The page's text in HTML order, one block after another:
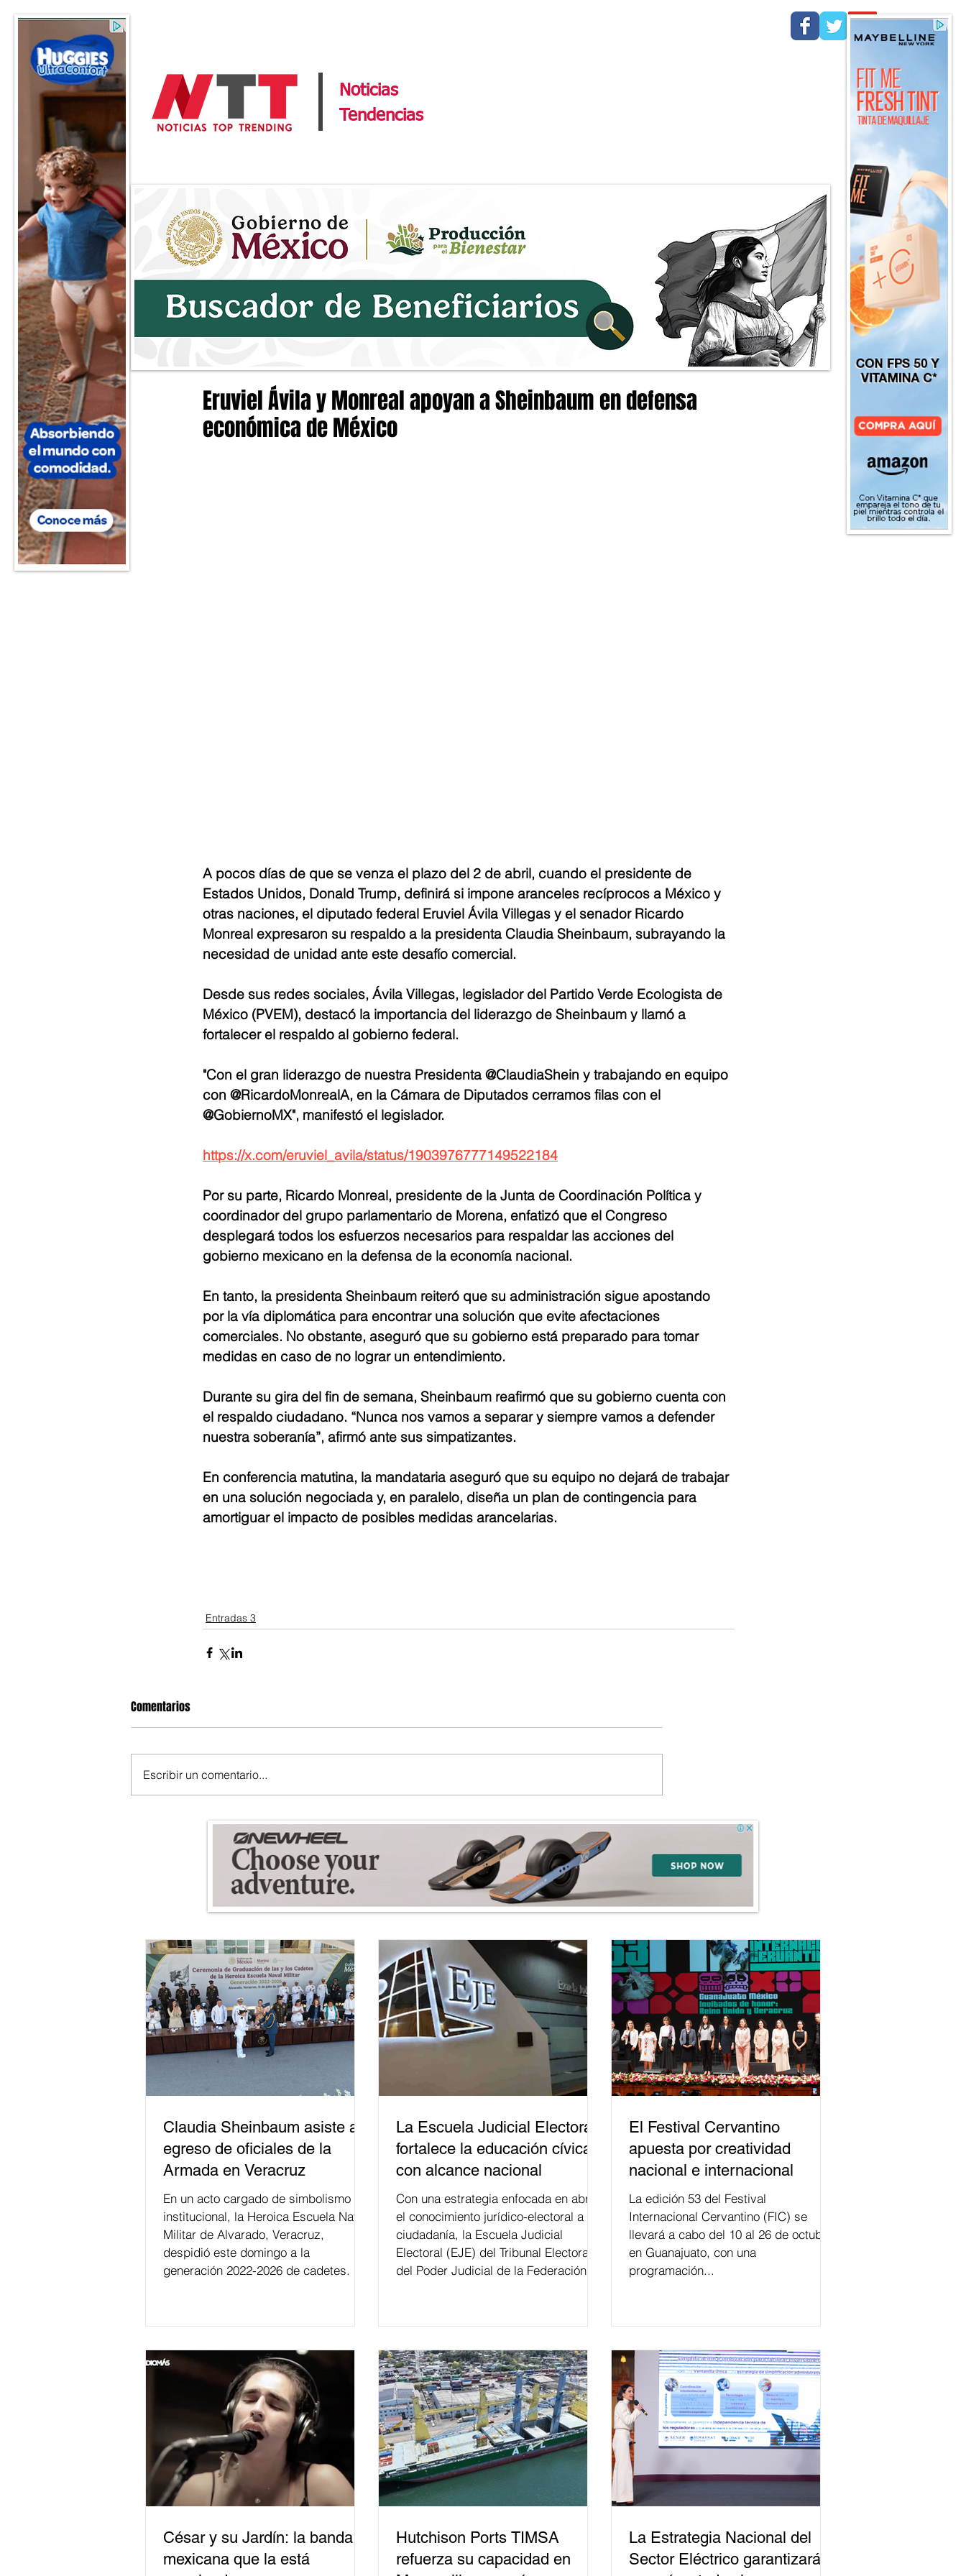
Noticias
Tendencias
Eruviel Ávila y Monreal apoyan a Sheinbaum en defensa
económica de México
A pocos días de que se venza el plazo del 2 de abril, cuando el presidente de
Estados Unidos, Donald Trump, definirá si impone aranceles recíprocos a México y
otras naciones, el diputado federal Eruviel Ávila Villegas y el senador Ricardo
Monreal expresaron su respaldo a la presidenta Claudia Sheinbaum, subrayando la
necesidad de unidad ante este desafío comercial.
Desde sus redes sociales, Ávila Villegas, legislador del Partido Verde Ecologista de
México (PVEM), destacó la importancia del liderazgo de Sheinbaum y llamó a
fortalecer el respaldo al gobierno federal.
"Con el gran liderazgo de nuestra Presidenta @ClaudiaShein y trabajando en equipo
con @RicardoMonrealA, en la Cámara de Diputados cerramos filas con el
@GobiernoMX", manifestó el legislador.
https://x.com/eruviel_avila/status/1903976777149522184
Por su parte, Ricardo Monreal, presidente de la Junta de Coordinación Política y
coordinador del grupo parlamentario de Morena, enfatizó que el Congreso
desplegará todos los esfuerzos necesarios para respaldar las acciones del
gobierno mexicano en la defensa de la economía nacional.
En tanto, la presidenta Sheinbaum reiteró que su administración sigue apostando
por la vía diplomática para encontrar una solución que evite afectaciones
comerciales. No obstante, aseguró que su gobierno está preparado para tomar
medidas en caso de no lograr un entendimiento.
Durante su gira del fin de semana, Sheinbaum reafirmó que su gobierno cuenta con
el respaldo ciudadano. “Nunca nos vamos a separar y siempre vamos a defender
nuestra soberanía”, afirmó ante sus simpatizantes.
En conferencia matutina, la mandataria aseguró que su equipo no dejará de trabajar
en una solución negociada y, en paralelo, diseña un plan de contingencia para
amortiguar el impacto de posibles medidas arancelarias.
Entradas 3
Comentarios
Escribir un comentario...
Claudia Sheinbaum asiste a
egreso de oficiales de la
Armada en Veracruz
En un acto cargado de simbolismo
institucional, la Heroica Escuela Naval
Militar de Alvarado, Veracruz,
despidió este domingo a la
generación 2022-2026 de cadetes.
La Escuela Judicial Electoral
fortalece la educación cívica
con alcance nacional
Con una estrategia enfocada en abrir
el conocimiento jurídico-electoral a la
ciudadanía, la Escuela Judicial
Electoral (EJE) del Tribunal Electoral
del Poder Judicial de la Federación ha
relacionados con la democracia y el
del papel que ha asumido la EJE en la
difusión de la justicia electoral como
un bien público. La mayor parte de las
personas capacitadas no forma
El Festival Cervantino
apuesta por creatividad
nacional e internacional
La edición 53 del Festival
Internacional Cervantino (FIC) se
llevará a cabo del 10 al 26 de octubre
en Guanajuato, con una
programación...
César y su Jardín: la banda
mexicana que la está
Hutchison Ports TIMSA
refuerza su capacidad en
La Estrategia Nacional del
Sector Eléctrico garantizará